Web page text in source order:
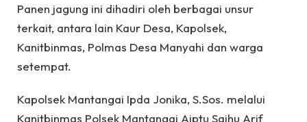
Panen jagung ini dihadiri oleh berbagai unsur
terkait, antara lain Kaur Desa, Kapolsek,
Kanitbinmas, Polmas Desa Manyahi dan warga
setempat.
Kapolsek Mantangai Ipda Jonika, S.Sos. melalui
Kanitbinmas Polsek Mantangai Aiptu Saihu Arif